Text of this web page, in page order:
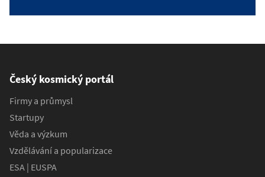
Český kosmický portál
Firmy a průmysl
Startupy
Věda a výzkum
Vzdělávání a popularizace
ESA | EUSPA